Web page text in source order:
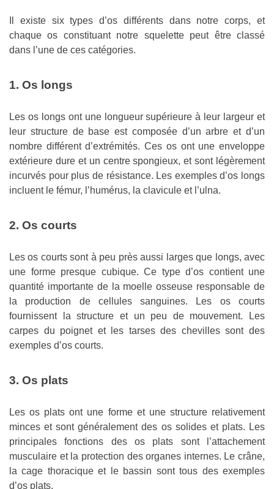
Il existe six types d’os différents dans notre corps, et
chaque os constituant notre squelette peut être classé
dans l’une de ces catégories.
1. Os longs
Les os longs ont une longueur supérieure à leur largeur et
leur structure de base est composée d’un arbre et d’un
nombre différent d’extrémités. Ces os ont une enveloppe
extérieure dure et un centre spongieux, et sont légèrement
incurvés pour plus de résistance. Les exemples d’os longs
incluent le fémur, l’humérus, la clavicule et l’ulna.
2. Os courts
Les os courts sont à peu près aussi larges que longs, avec
une forme presque cubique. Ce type d’os contient une
quantité importante de la moelle osseuse responsable de
la production de cellules sanguines. Les os courts
fournissent la structure et un peu de mouvement. Les
carpes du poignet et les tarses des chevilles sont des
exemples d’os courts.
3. Os plats
Les os plats ont une forme et une structure relativement
minces et sont généralement des os solides et plats. Les
principales fonctions des os plats sont l’attachement
musculaire et la protection des organes internes. Le crâne,
la cage thoracique et le bassin sont tous des exemples
d’os plats.